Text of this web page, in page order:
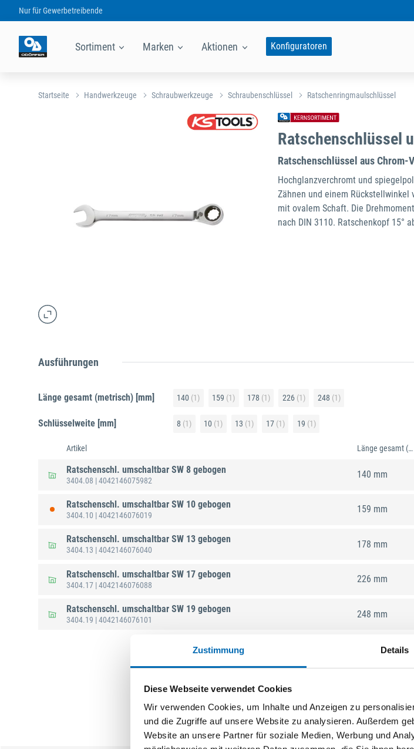
Zustimmung Details
Diese Webseite verwendet Cookies
Wir verwenden Cookies, um Inhalte und Anzeigen zu
und die Zugriffe auf unsere Website zu analysieren. Außerdem
Website an unsere Partner für soziale Medien, Werbung und
Nur fürGewerbetreibende
Sortiment Marken Aktionen Konfiguratoren
Startseite Handwerkzeuge Schraubwerkzeuge Schraubenschlüssel Ratschenringmaulschlüssel
Ratschenschlüssel
Ratschenschlüssel aus Chrom-
Hochglanzverchromt und
Zähnen und einem Rückstellwinkel
mit ovalem Schaft. Die
nach DIN 3110. Ratschenkopf 15°
Ausführungen
Länge gesamt (metrisch) [mm] 140 (1) 159 (1) 178 (1) 226(1) 248 (1)
Schlüsselweite [mm] 8 (1) 10 (1) 13 (1) 17(1) 19 (1)
Artikel Länge gesamt (metrisch)
Ratschenschl. umschaltbar SW 8 gebogen
3404.08 | 4042146075982
140 mm
Ratschenschl. umschaltbar SW 10 gebogen
3404.10 | 4042146076019
159 mm
Ratschenschl. umschaltbar SW 13 gebogen
3404.13 | 4042146076040
178 mm
Ratschenschl. umschaltbar SW 17 gebogen
3404.17 | 4042146076088
226 mm
Ratschenschl. umschaltbar SW 19 gebogen
3404.19 | 4042146076101
248 mm